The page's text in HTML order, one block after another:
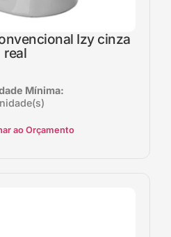
Izy cinza
real
Mínima:
ao Orçamento